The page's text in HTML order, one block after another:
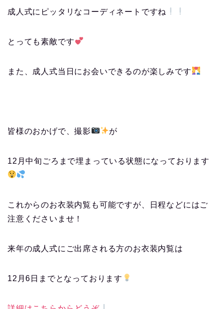
成人式にピッタリなコーディネートですね
とっても素敵です
また、成人式当日にお会いできるのが楽しみです
皆様のおかげで、撮影 が
12月中旬ごろまで埋まっている状態になっております
これからのお衣装内覧も可能ですが、日程などにはご
注意くださいませ！
来年の成人式にご出席される方のお衣装内覧は
12月6日までとなっております